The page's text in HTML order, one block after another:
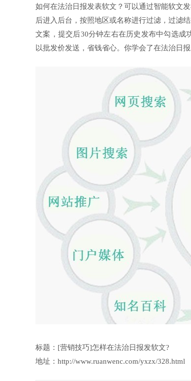
如何在法治日报发表软文？可以通过智能软文
后进入后台，按照地区或名称进行过滤，过滤
文案，提交后30分钟左右在历史发布中勾选成
以批发价发送，省钱省心。你学会了在法治日
标题：[营销技巧]怎样在法治日报发软文?
地址：http://www.ruanwenc.com/yxzx/328.html